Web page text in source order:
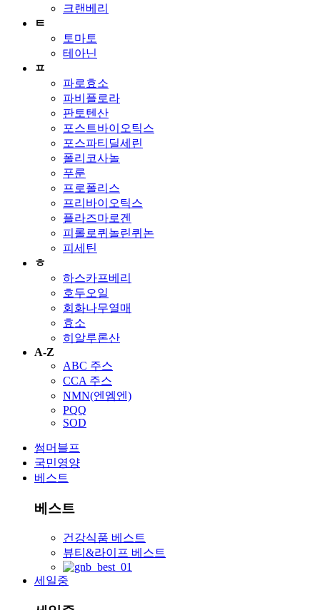
크랜베리
ㅌ
토마토
테아닌
ㅍ
파로효소
파비플로라
판토텐산
포스트바이오틱스
포스파티딜세린
폴리코사놀
푸룬
프로폴리스
프리바이오틱스
플라즈마로겐
피롤로퀴놀린퀴논
피세틴
ㅎ
하스카프베리
호두오일
회화나무열매
효소
히알루론산
A-Z
ABC 주스
CCA 주스
NMN(엔엠엔)
PQQ
SOD
썸머블프
국민영양
베스트
베스트
건강식품 베스트
뷰티&라이프 베스트
세일중